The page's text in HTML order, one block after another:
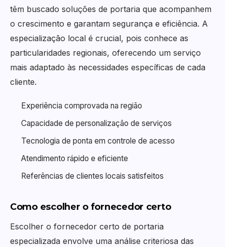
têm buscado soluções de portaria que acompanhem
o crescimento e garantam segurança e eficiência. A
especialização local é crucial, pois conhece as
particularidades regionais, oferecendo um serviço
mais adaptado às necessidades específicas de cada
cliente.
Experiência comprovada na região
Capacidade de personalização de serviços
Tecnologia de ponta em controle de acesso
Atendimento rápido e eficiente
Referências de clientes locais satisfeitos
Como escolher o fornecedor certo
Escolher o fornecedor certo de portaria
especializada envolve uma análise criteriosa das